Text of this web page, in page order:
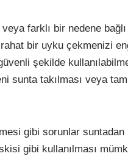
farklı bir nedene
bir uyku çekmenizi
şekilde
sunta takılması veya
gibi sorunlar
gibi kullanılması